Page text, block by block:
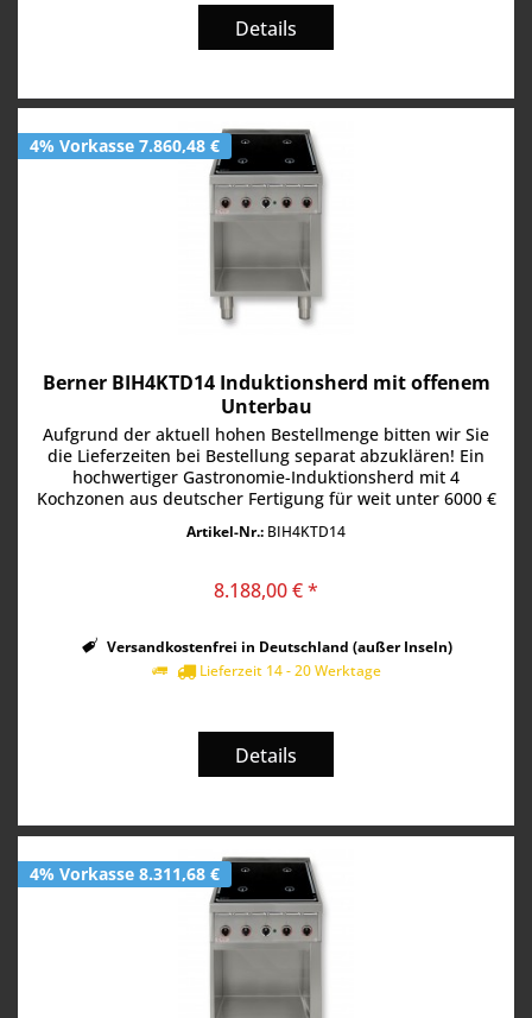
Details
4% Vorkasse 7.860,48 €
Berner BIH4KTD14 Induktionsherd mit offenem
Unterbau
Aufgrund der aktuell hohen Bestellmenge bitten wir Sie
die Lieferzeiten bei Bestellung separat abzuklären! Ein
hochwertiger Gastronomie-Induktionsherd mit 4
Kochzonen aus deutscher Fertigung für weit unter 6000 €
Artikel-Nr.: BIH4KTD14
8.188,00 € *
Versandkostenfrei in Deutschland (außer Inseln)
Lieferzeit 14 - 20 Werktage
Details
4% Vorkasse 8.311,68 €